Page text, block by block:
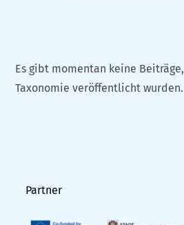
Es gibt momentan keine
Taxonomie veröffentlicht wurden.
Partner